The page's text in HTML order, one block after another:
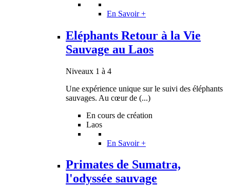
En Savoir +
Eléphants Retour à la Vie
Sauvage au Laos
Niveaux 1 à 4
Une expérience unique sur le suivi des éléphants
sauvages. Au cœur de (...)
En cours de création
Laos
En Savoir +
Primates de Sumatra,
l'odyssée sauvage